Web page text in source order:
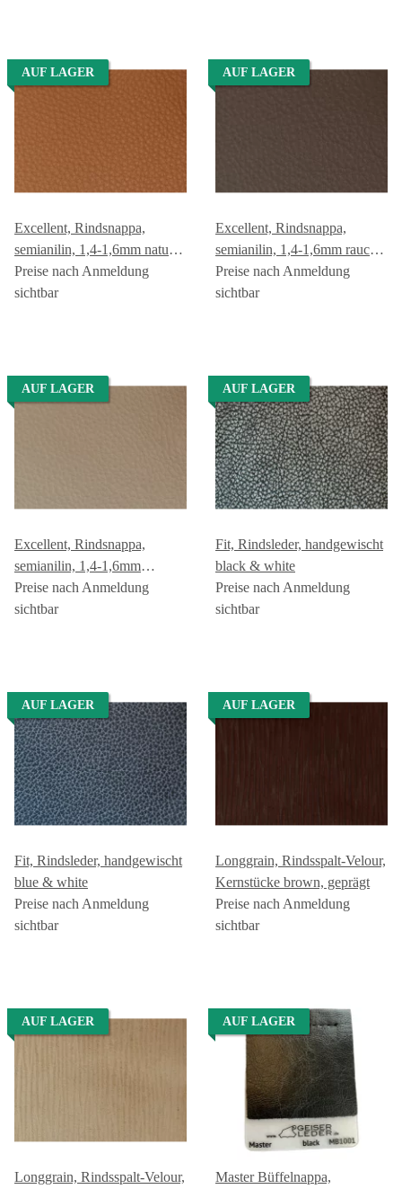
AUF LAGER
Excellent, Rindsnappa,
semianilin, 1,4-1,6mm natur
GREEN GEISER
Preise nach Anmeldung
sichtbar
AUF LAGER
Excellent, Rindsnappa,
semianilin, 1,4-1,6mm rauch
GREEN GEISER
Preise nach Anmeldung
sichtbar
AUF LAGER
Excellent, Rindsnappa,
semianilin, 1,4-1,6mm
elfenbein GREEN GEISER
Preise nach Anmeldung
sichtbar
AUF LAGER
Fit, Rindsleder, handgewischt
black & white
Preise nach Anmeldung
sichtbar
AUF LAGER
Fit, Rindsleder, handgewischt
blue & white
Preise nach Anmeldung
sichtbar
AUF LAGER
Longgrain, Rindsspalt-Velour,
Kernstücke brown, geprägt
Preise nach Anmeldung
sichtbar
AUF LAGER
Longgrain, Rindsspalt-Velour,
AUF LAGER
Master Büffelnappa,